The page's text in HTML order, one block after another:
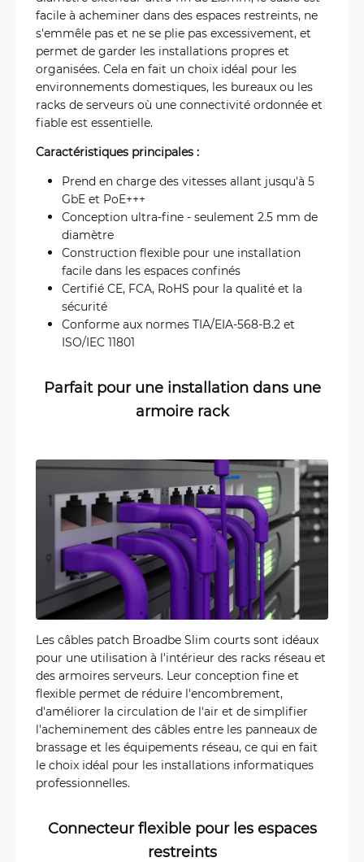
facile à acheminer dans des espaces restreints, ne
s'emmêle pas et ne se plie pas excessivement, et
permet de garder les installations propres et
organisées. Cela en fait un choix idéal pour les
environnements domestiques, les bureaux ou les
racks de serveurs où une connectivité ordonnée et
fiable est essentielle.
Caractéristiques principales :
Prend en charge des vitesses allant jusqu'à 5
GbE et PoE+++
Conception ultra-fine - seulement 2.5 mm de
diamètre
Construction flexible pour une installation
facile dans les espaces confinés
Certifié CE, FCA, RoHS pour la qualité et la
sécurité
Conforme aux normes TIA/EIA-568-B.2 et
ISO/IEC 11801
Parfait pour une installation dans une
armoire rack
Les câbles patch Broadbe Slim courts sont idéaux
pour une utilisation à l'intérieur des racks réseau et
des armoires serveurs. Leur conception fine et
flexible permet de réduire l'encombrement,
d'améliorer la circulation de l'air et de simplifier
l'acheminement des câbles entre les panneaux de
brassage et les équipements réseau, ce qui en fait
le choix idéal pour les installations informatiques
professionnelles.
Connecteur flexible pour les espaces
restreints